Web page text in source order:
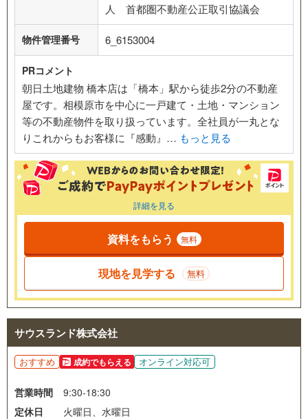
人 首都圏不動産公正取引協議会
物件管理番号 6_6153004
PRコメント
朝日土地建物 橋本店は「橋本」駅から徒歩2分の不動産
屋です。相模原市を中心に一戸建て・土地・マンション
等の不動産物件を取り扱っています。全社員が一丸とな
りこれからもお客様に『感動』… もっと見る
詳細を見る
資料をもらう 無料
現地を見学する 無料
サウスランド株式会社
おすすめ 成約でもらえる オンライン対応可
営業時間
9:30-18:30
定休日
火曜日、水曜日